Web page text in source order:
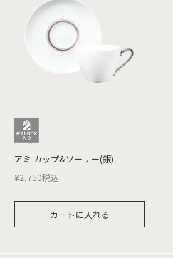
アミ カップ&ソーサー(銀)
¥2,750税込
カートに入れる